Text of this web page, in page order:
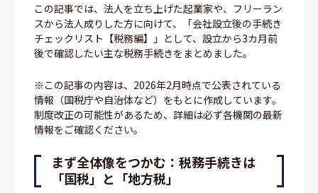
この記事では、法人を立ち上げた起業家や、フリーラン
スから法人成りした方に向けて、「会社設立後の手続き
チェックリスト【税務編】」として、設立から3カ月前
後で確認したい主な税務手続きをまとめました。
※この記事の内容は、2026年2月時点で公表されている
情報（国税庁や自治体など）をもとに作成しています。
制度改正の可能性があるため、詳細は必ず各機関の最新
情報をご確認ください。
まず全体像をつかむ：税務手続きは
「国税」と「地方税」